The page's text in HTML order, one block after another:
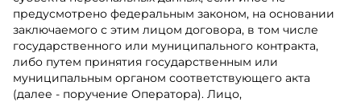
предусмотрено федеральным законом, на основании
заключаемого с этим лицом договора, в том числе
государственного или муниципального контракта,
либо путем принятия государственным или
муниципальным органом соответствующего акта
(далее - поручение Оператора). Лицо,